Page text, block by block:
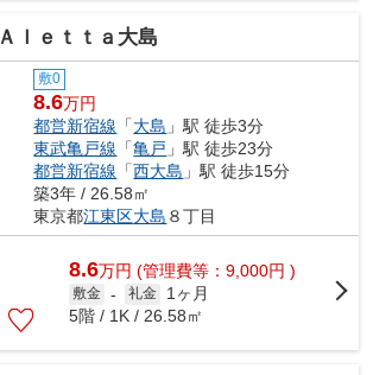
Ａｌｅｔｔａ大島
敷0
8.6万円
都営新宿線 「大島 」駅 徒歩3分
東武亀戸線 「亀戸 」駅 徒歩23分
都営新宿線 「西大島 」駅 徒歩15分
築3年 / 26.58㎡
東京都江東区大島 ８丁目
8.6万円 (管理費等：9,000円 )
敷金 - 礼金
1ヶ月
5階 / 1K / 26.58㎡